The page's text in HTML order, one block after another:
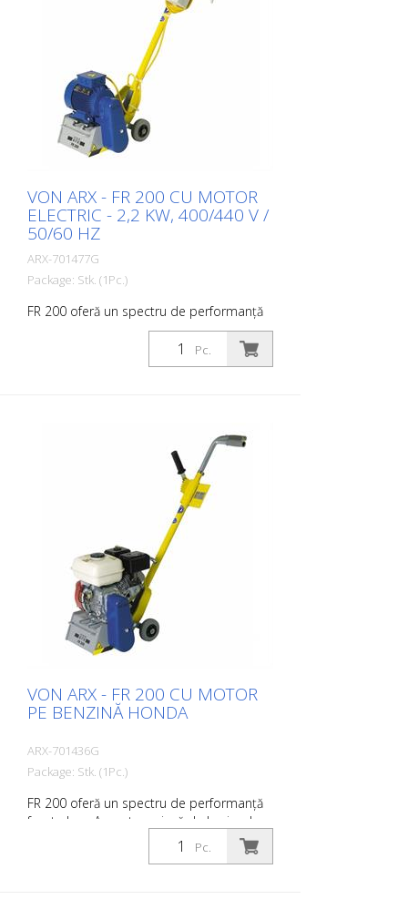
VON ARX - FR 200 CU MOTOR
ELECTRIC - 2,2 KW, 400/440 V /
50/60 HZ
ARX-701477G
Package: Stk. (1Pc.)
FR 200 oferă un spectru de performanță
foarte larg. Aceasta variază de la simple
activități de curățare până la lucrări dificile
de demarcare în sectorul marcajelor
mici și medii, în interior și în exterior.
Tamburul poate fi echipat cu diferite
tipuri de lamele. Tamburul poate fi
schimbat în aproximativ 2 minute. Acest
lucru face ca FR 200 să fie mașina ideală
pentru aplicații rapide și variate. Este
disponibil ca mașină pe benzină sau
electrică. Freza laterală nu trebuie să
funcționeze împreună cu tamburul
principal (se aplică numai la motorul de
1,5 kW). Distanța până la perete: aprox.
54 mm Lățimea de lucru: 200 mm
Pc.
VON ARX - FR 200 CU MOTOR
PE BENZINĂ HONDA
ARX-701436G
Package: Stk. (1Pc.)
FR 200 oferă un spectru de performanță
foarte larg. Aceasta variază de la simple
activități de curățare până la lucrări dificile
de demarcare în sectorul marcajelor
Pc.